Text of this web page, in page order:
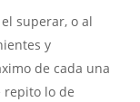
superar, o al
y
de cada una
repito lo de